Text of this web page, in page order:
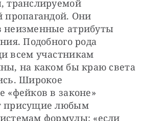
транслируемой
пропагандой. Они
неизменные атрибуты
Подобного рода
всем участникам
на каком бы краю света
Широкое
«фейков в законе»
присущие любым
формулы: «если